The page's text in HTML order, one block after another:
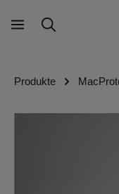
Zum Hauptinhalt
Produkte